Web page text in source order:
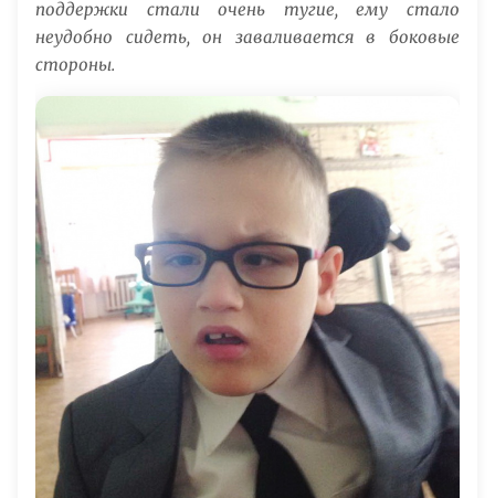
поддержки стали очень тугие, ему стало
неудобно сидеть, он заваливается в боковые
стороны.